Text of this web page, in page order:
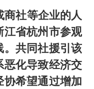
商社等企业的人
江省杭州市参观
共同社援引该
化导致经济交
希望通过增加